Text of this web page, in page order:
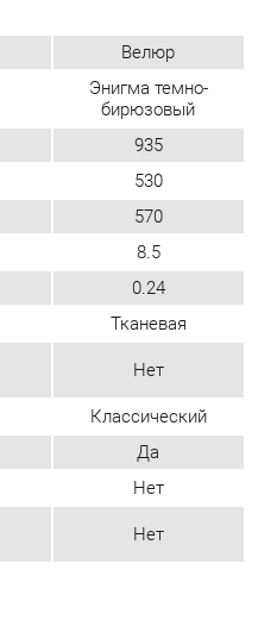
530
570
8.5
0.24
Тканевая
Нет
Классический
Да
Нет